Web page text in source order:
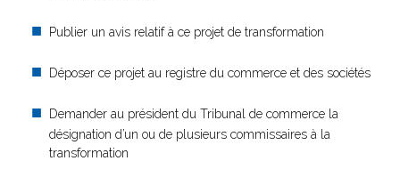
Publier un avis relatif à ce projet de transformation
Déposer ce projet au registre du commerce et des sociétés
Demander au président du Tribunal de commerce la
désignation d’un ou de plusieurs commissaires à la
transformation